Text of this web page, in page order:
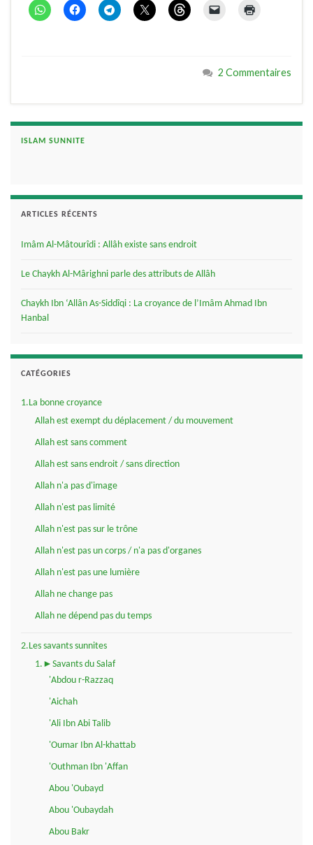
2 Commentaires
ISLAM SUNNITE
ARTICLES RÉCENTS
Imâm Al-Mâtourîdi : Allâh existe sans endroit
Le Chaykh Al-Mârighni parle des attributs de Allâh
Chaykh Ibn ‘Allân As-Siddîqi : La croyance de l’Imâm Ahmad Ibn
Hanbal
CATÉGORIES
1.La bonne croyance
Allah est exempt du déplacement / du mouvement
Allah est sans comment
Allah est sans endroit / sans direction
Allah n'a pas d'image
Allah n'est pas limité
Allah n'est pas sur le trône
Allah n'est pas un corps / n'a pas d'organes
Allah n'est pas une lumière
Allah ne change pas
Allah ne dépend pas du temps
2.Les savants sunnites
1.►Savants du Salaf
'Abdou r-Razzaq
'Aichah
'Ali Ibn Abi Talib
'Oumar Ibn Al-khattab
'Outhman Ibn 'Affan
Abou 'Oubayd
Abou 'Oubaydah
Abou Bakr